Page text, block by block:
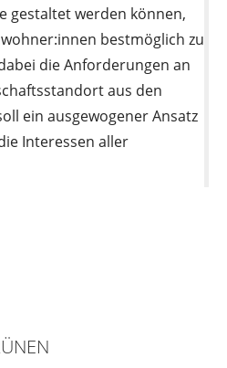
gestaltet werden können,
bestmöglich zu
die Anforderungen an
aus den
ein ausgewogener Ansatz
Interessen aller